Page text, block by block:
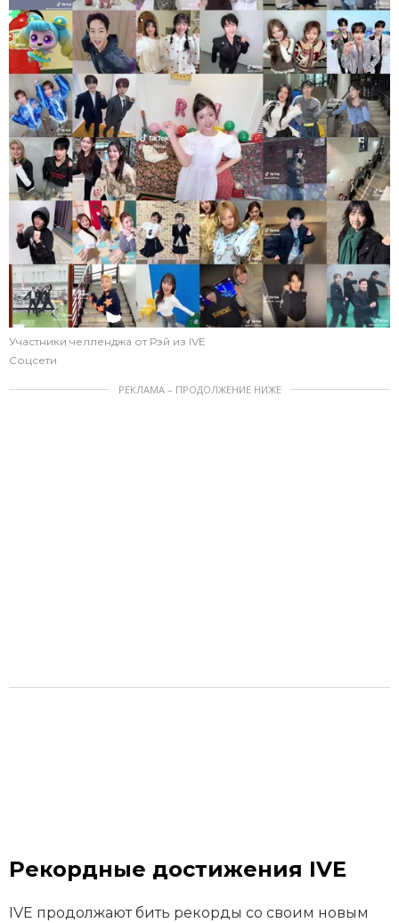
Участники челленджа от Рэй из IVE
Соцсети
РЕКЛАМА – ПРОДОЛЖЕНИЕ НИЖЕ
Рекордные достижения IVE
IVE продолжают бить рекорды со своим новым